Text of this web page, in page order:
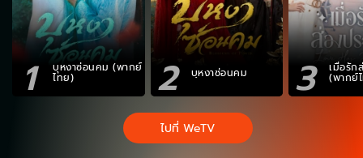
1 บุหงาซ่อนคม (พากย์
ไทย) 2 บุหงาซ่อนคม 3 เมื่อรัก
(พากย์
ไปที่ WeTV